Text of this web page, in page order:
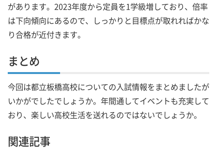
があります。2023年度から定員を1学級増しており、倍率
は下向傾向にあるので、しっかりと目標点が取れればかな
り合格が近付きます。
まとめ
今回は都立板橋高校についての入試情報をまとめましたが
いかがでしたでしょうか。年間通してイベントも充実して
おり、楽しい高校生活を送れるのではないでしょうか。
関連記事